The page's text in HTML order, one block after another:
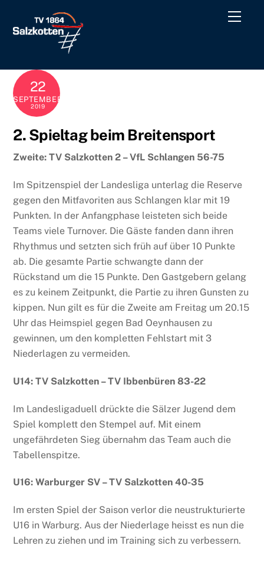
content
Menu
22
SEPTEMBER
2019
2. Spieltag beim Breitensport
Zweite: TV Salzkotten 2 – VfL Schlangen 56-75
Im Spitzenspiel der Landesliga unterlag die Reserve
gegen den Mitfavoriten aus Schlangen klar mit 19
Punkten. In der Anfangphase leisteten sich beide
Teams viele Turnover. Die Gäste fanden dann ihren
Rhythmus und setzten sich früh auf über 10 Punkte
ab. Die gesamte Partie schwangte dann der
Rückstand um die 15 Punkte. Den Gastgebern gelang
es zu keinem Zeitpunkt, die Partie zu ihren Gunsten zu
kippen. Nun gilt es für die Zweite am Freitag um 20.15
Uhr das Heimspiel gegen Bad Oeynhausen zu
gewinnen, um den kompletten Fehlstart mit 3
Niederlagen zu vermeiden.
U14: TV Salzkotten – TV Ibbenbüren 83-22
Im Landesligaduell drückte die Sälzer Jugend dem
Spiel komplett den Stempel auf. Mit einem
ungefährdeten Sieg übernahm das Team auch die
Tabellenspitze.
U16: Warburger SV – TV Salzkotten 40-35
Im ersten Spiel der Saison verlor die neustrukturierte
U16 in Warburg. Aus der Niederlage heisst es nun die
Lehren zu ziehen und im Training sich zu verbessern.